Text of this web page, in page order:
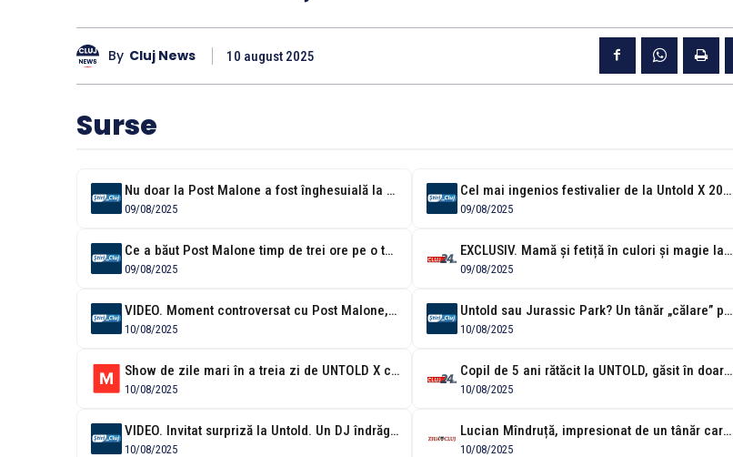
By Cluj News 10 august 2025
Surse
Nu doar la Post Malone a fost înghesuială la Untold. Oscar a...
09/08/2025
Cel mai ingenios festivalier de la Untold X 2025! Merită premiul pentru...
09/08/2025
Ce a băut Post Malone timp de trei ore pe o terasă...
09/08/2025
EXCLUSIV. Mamă și fetiță în culori și magie la Cluj. Cum dragostea...
09/08/2025
VIDEO. Moment controversat cu Post Malone, pe scena Untold. Într-un moment de...
10/08/2025
Untold sau Jurassic Park? Un tânăr „călare” pe T-Rex a făcut senzație...
10/08/2025
Show de zile mari în a treia zi de UNTOLD X cu...
10/08/2025
Copil de 5 ani rătăcit la UNTOLD, găsit în doar 15 minute...
10/08/2025
VIDEO. Invitat surpriză la Untold. Un DJ îndrăgit de toți românii a...
10/08/2025
Lucian Mîndruță, impresionat de un tânăr care probabil nu și-a permis biletul...
10/08/2025